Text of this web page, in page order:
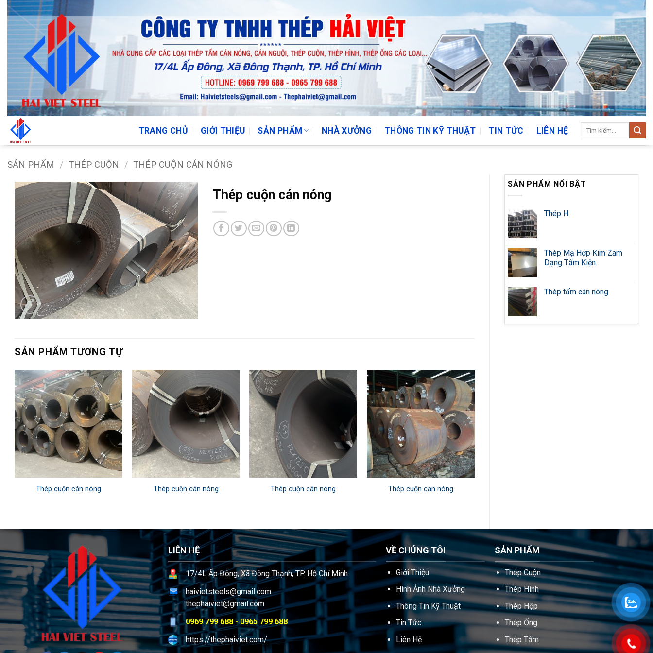
Bỏ
qua
nội
dung
TRANG CHỦ GIỚI THIỆU SẢN PHẨM NHÀ XƯỞNG THÔNG TIN KỸ THUẬT TIN TỨC LIÊN HỆ
Tìm
SẢN PHẨM / THÉP CUỘN / THÉP CUỘN CÁN NÓNG
SẢN PHẨM NỔI BẬT
Thép H
Thép Mạ Hợp Kim Zam
Dạng Tấm Kiện
Thép tấm cán nóng
Thép cuộn cán nóng
SẢN PHẨM TƯƠNG TỰ
Thép cuộn cán nóng Thép cuộn cán nóng Thép cuộn cán nóng Thép cuộn cán nóng
LIÊN HỆ
17/4L Ấp Đông, Xã Đông Thạnh, TP. Hồ Chí Minh
haivietsteels@gmail.com
thephaiviet@gmail.com
0969 799 688 - 0965 799 688
https://thephaiviet.com/
VỀ CHÚNG TÔI
Giới Thiệu
Hình Ảnh Nhà Xưởng
Thông Tin Kỹ Thuật
Tin Tức
Liên Hệ
SẢN PHẨM
Thép Cuộn
Thép Hình
Thép Hộp
Thép Ống
Thép Tấm